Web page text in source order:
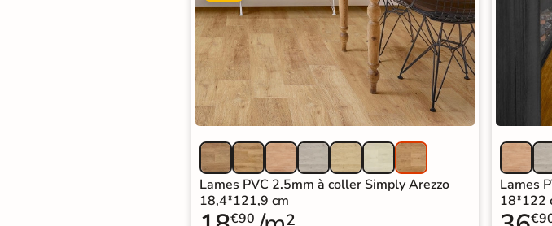
Lames PVC 2.5mm à coller Simply Arezzo
18,4*121,9 cm
€90
Lames
18*122